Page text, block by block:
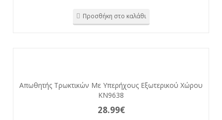
Προσθήκη στο καλάθι
Απωθητής Τρωκτικών Με Υπερήχους Εξωτερικού Χώρου
KN9638
28.99€